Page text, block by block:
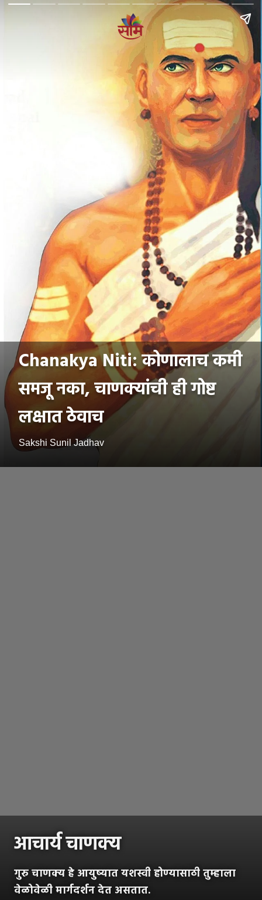
Chanakya Niti: कोणालाच कमी
समजू नका, चाणक्यांची ही गोष्ट
लक्षात ठेवाच
Sakshi Sunil Jadhav
आचार्य चाणक्य
गुरु चाणक्य हे आयुष्यात यशस्वी होण्यासाठी तुम्हाला
वेळोवेळी मार्गदर्शन देत असतात.